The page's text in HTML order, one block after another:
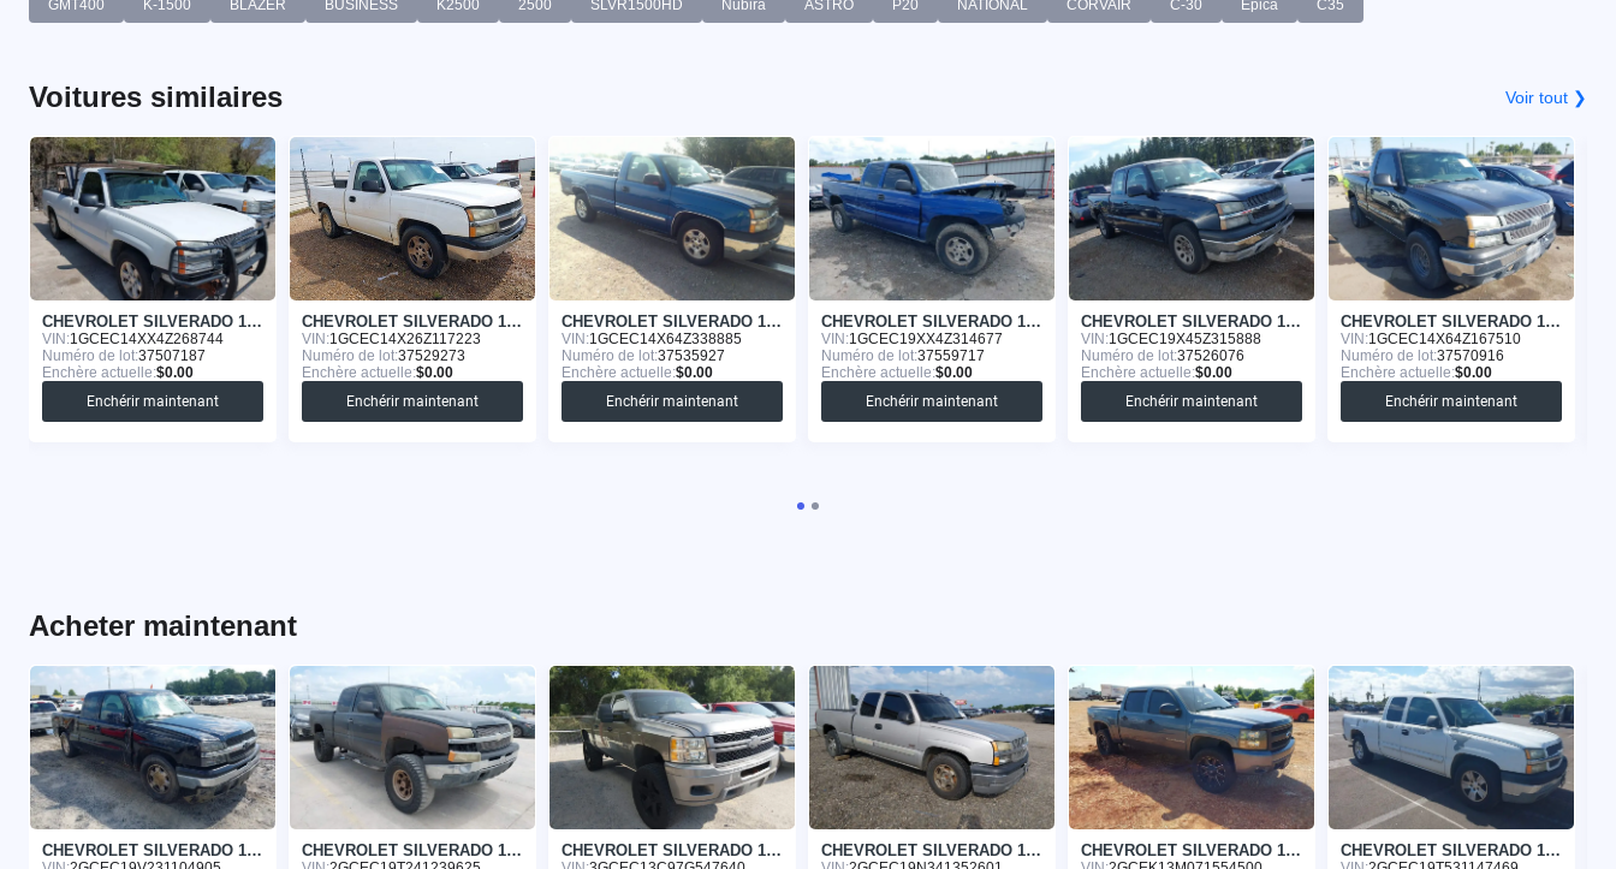
GMT400 K-1500 BLAZER BUSINESS K2500 2500 SLVR1500HD Nubira ASTRO P20 NATIONAL CORVAIR C-30 Epica C35
Voitures similaires Voir tout ❯
CHEVROLET SILVERADO 1500 2004
VIN:1GCEC14XX4Z268744
Numéro de lot:37507187
Enchère actuelle:$0.00
Enchérir maintenant
CHEVROLET SILVERADO 1500 2006
VIN:1GCEC14X26Z117223
Numéro de lot:37529273
Enchère actuelle:$0.00
Enchérir maintenant
CHEVROLET SILVERADO 1500 2004
VIN:1GCEC14X64Z338885
Numéro de lot:37535927
Enchère actuelle:$0.00
Enchérir maintenant
CHEVROLET SILVERADO 1500 2004
VIN:1GCEC19XX4Z314677
Numéro de lot:37559717
Enchère actuelle:$0.00
Enchérir maintenant
CHEVROLET SILVERADO 1500 2005
VIN:1GCEC19X45Z315888
Numéro de lot:37526076
Enchère actuelle:$0.00
Enchérir maintenant
CHEVROLET SILVERADO 1500 2004
VIN:1GCEC14X64Z167510
Numéro de lot:37570916
Enchère actuelle:$0.00
Enchérir maintenant
Acheter maintenant
CHEVROLET SILVERADO 1500 2003 CHEVROLET SILVERADO 1500 2004 CHEVROLET SILVERADO 1500 2007 CHEVROLET SILVERADO 1500 2004 CHEVROLET SILVERADO 1500 2007 CHEVROLET SILVERADO 1500 2003